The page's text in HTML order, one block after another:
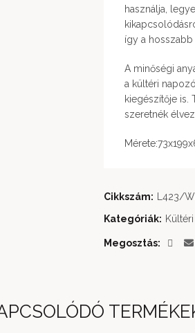
használja,
így a hosszabb
A minőségi
a kültéri
kiegészítője is.
szeretnék
Cikkszám:
L423/
Kategóriák:
Megosztás